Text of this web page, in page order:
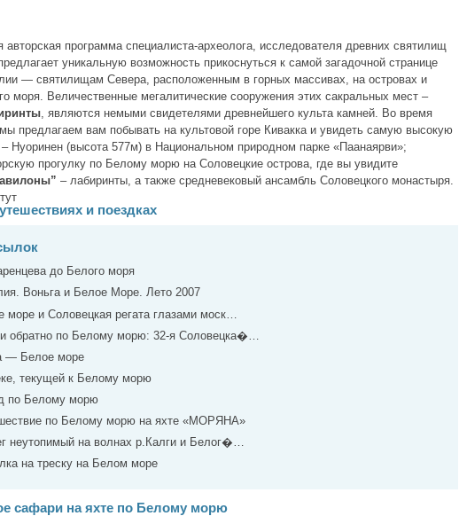
авторская программа специалиста-археолога, исследователя древних святилищ
уникальную возможность прикоснуться к самой загадочной странице
— святилищам Севера, расположенным в горных массивах, на островах и
моря. Величественные мегалитические сооружения этих сакральных мест –
, являются немыми свидетелями древнейшего культа камней. Во время
предлагаем вам побывать на культовой горе Кивакка и увидеть самую высокую
– Нуоринен (высота 577м) в Национальном природном парке «Паанаярви»;
прогулку по Белому морю на Соловецкие острова, где вы увидите
– лабиринты, а также средневековый ансамбль Соловецкого монастыря.
и поездках
до Белого моря
Воньга и Белое Море. Лето 2007
море и Соловецкая регата глазами моск…
обратно по Белому морю: 32-я Соловецка�…
— Белое море
текущей к Белому морю
по Белому морю
по Белому морю на яхте «МОРЯНА»
неутопимый на волнах р.Калги и Белог�…
на треску на Белом море
сафари на яхте по Белому морю